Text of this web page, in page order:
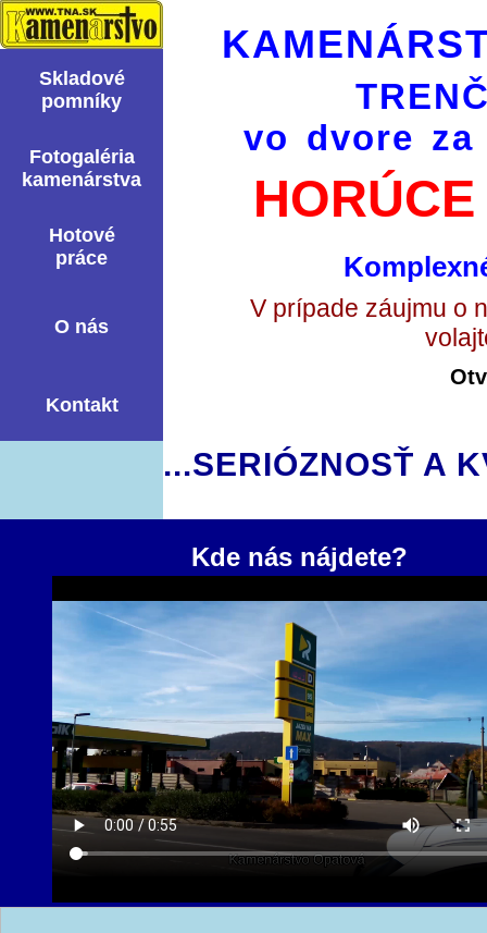
Skladové
pomní­ky
Fotogaléria
kamenárstva
Hotové
práce
O nás
Kontakt
vo dvore za
V prípade záujmu o
...SERIÓZNOSŤ A
Kde nás nájdete?